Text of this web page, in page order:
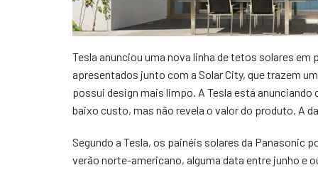
Tesla anunciou uma nova linha de tetos solares
apresentados junto com a Solar City, que trazem
possui design mais limpo. A Tesla está
baixo custo, mas não revela o valor do produto. A
Segundo a Tesla, os painéis solares da Panasonic
verão norte-americano, alguma data entre junho e